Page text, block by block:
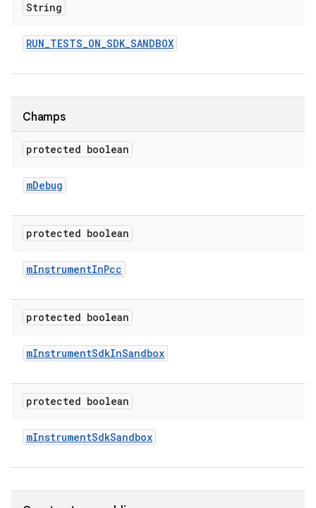
String
RUN_TESTS_ON_SDK_SANDBOX
Champs
protected boolean
mDebug
protected boolean
mInstrumentInPcc
protected boolean
mInstrumentSdkInSandbox
protected boolean
mInstrumentSdkSandbox